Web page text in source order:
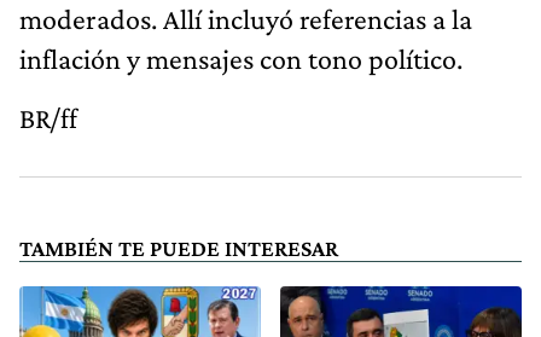
moderados. Allí incluyó referencias a la
inflación y mensajes con tono político.
BR/ff
TAMBIÉN TE PUEDE INTERESAR